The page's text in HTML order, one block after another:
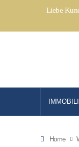
Liebe
Home